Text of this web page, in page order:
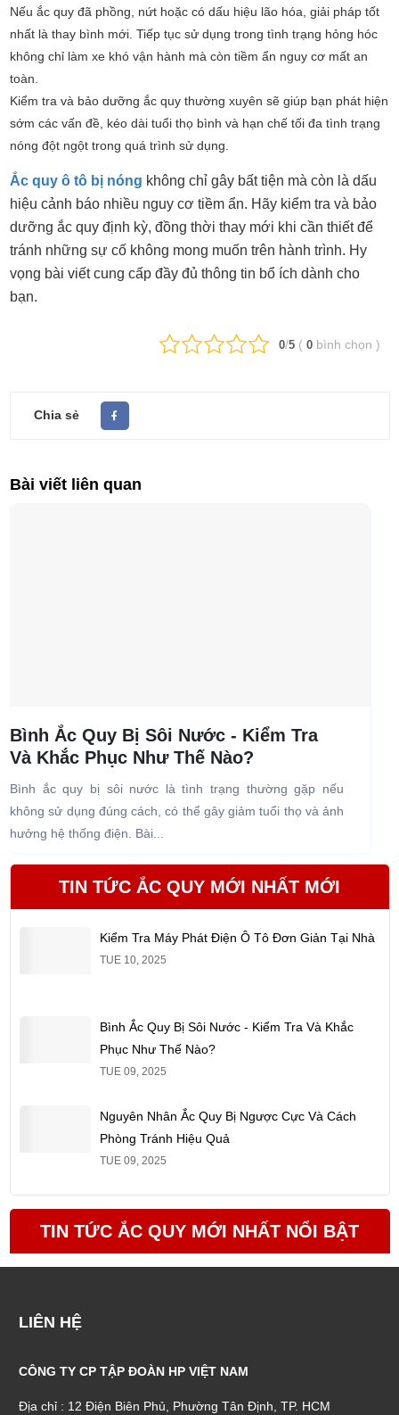
Nếu ắc quy đã phồng, nứt hoặc có dấu hiệu lão hóa, giải pháp tốt
nhất là thay bình mới. Tiếp tục sử dụng trong tình trạng hỏng hóc
không chỉ làm xe khó vận hành mà còn tiềm ẩn nguy cơ mất an
toàn.
Kiểm tra và bảo dưỡng ắc quy thường xuyên sẽ giúp bạn phát hiện
sớm các vấn đề, kéo dài tuổi thọ bình và hạn chế tối đa tình trạng
nóng đột ngột trong quá trình sử dụng.
Ắc quy ô tô bị nóng không chỉ gây bất tiện mà còn là dấu
hiệu cảnh báo nhiều nguy cơ tiềm ẩn. Hãy kiểm tra và bảo
dưỡng ắc quy định kỳ, đồng thời thay mới khi cần thiết để
tránh những sự cố không mong muốn trên hành trình. Hy
vọng bài viết cung cấp đầy đủ thông tin bổ ích dành cho
bạn.
0/5 ( 0 bình chọn )
Bình Ắc Quy Bị Sôi Nước - Kiểm Tra
Và Khắc Phục Như Thế Nào?
Bình ắc quy bị sôi nước là tình trạng thường gặp nếu
không sử dụng đúng cách, có thể gây giảm tuổi thọ và ảnh
hưởng hệ thống điện. Bài...
TIN TỨC ẮC QUY MỚI NHẤT MỚI
Kiểm Tra Máy Phát Điện Ô Tô Đơn Giản Tại Nhà
Bình Ắc Quy Bị Sôi Nước - Kiểm Tra Và Khắc
Phục Như Thế Nào?
Nguyên Nhân Ắc Quy Bị Ngược Cực Và Cách
Phòng Tránh Hiệu Quả
TIN TỨC ẮC QUY MỚI NHẤT NỔI BẬT
CÔNG TY CP TẬP ĐOÀN HP VIỆT NAM